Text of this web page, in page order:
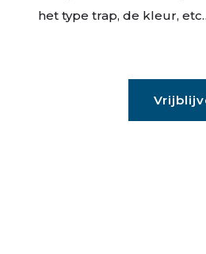
het type trap, de kleur,